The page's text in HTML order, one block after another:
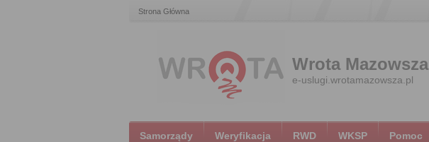
Strona Główna
Wrota Mazowsza
e-uslugi.wrotamazowsza.pl
Samorządy Weryfikacja RWD WKSP Pomoc